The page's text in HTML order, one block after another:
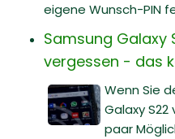
eigene Wunsch-PIN
Samsung Galaxy
vergessen - das
Wenn Sie
Galaxy
paar